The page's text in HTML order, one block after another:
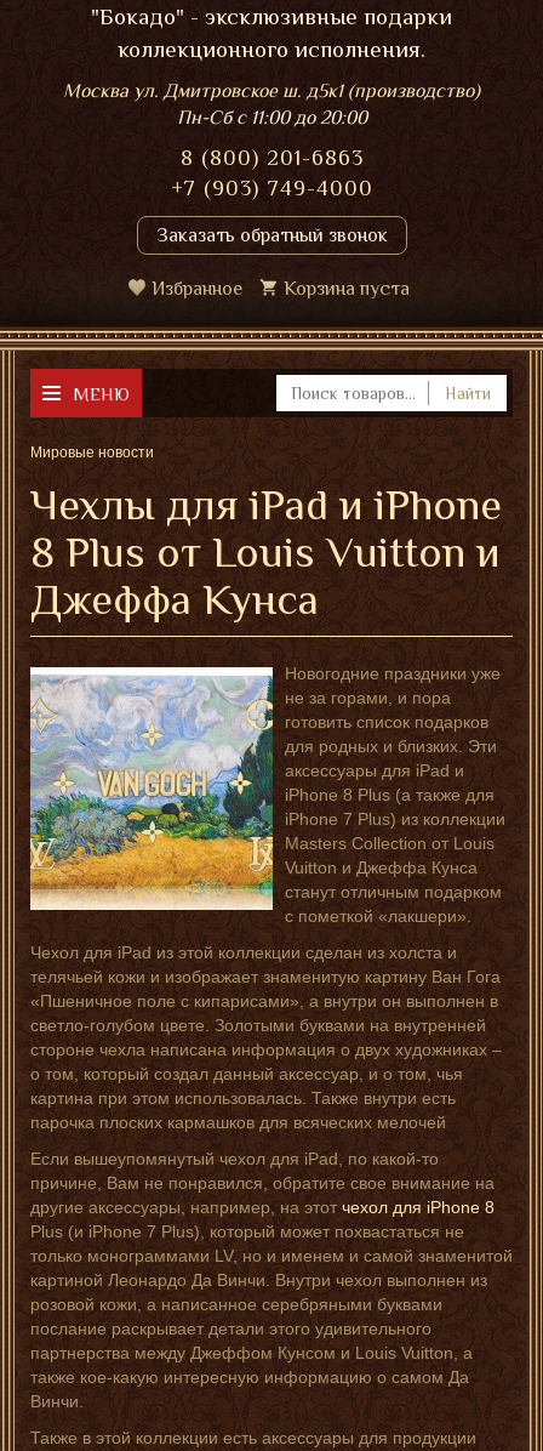
"Бокадо" - эксклюзивные подарки
коллекционного исполнения.
Москва ул. Дмитровское ш. д5к1 (производство)
Пн-Сбс 11:00 до 20:00
8 (800) 201-6863
+7 (903) 749-4000
Заказать обратный звонок
Избранное Корзина пуста
МЕНЮ Найти
Мировые новости
Чехлы для iPad и iPhone
8 Plus от Louis Vuitton и
Джеффа Кунса
Новогодние праздники уже
не за горами, и пора
готовить список подарков
для родных и близких. Эти
аксессуары для iPad и
iPhone 8 Plus (а также для
iPhone 7 Plus) из коллекции
Masters Collection от Louis
Vuitton и Джеффа Кунса
станут отличным подарком
с пометкой «лакшери».
Чехол для iPad из этой коллекции сделан из холста и
телячьей кожи и изображает знаменитую картину Ван Гога
«Пшеничное поле с кипарисами», а внутри он выполнен в
светло-голубом цвете. Золотыми буквами на внутренней
стороне чехла написана информация о двух художниках –
о том, который создал данный аксессуар, и о том, чья
картина при этом использовалась. Также внутри есть
парочка плоских кармашков для всяческих мелочей
Если вышеупомянутый чехол для iPad, по какой-то
причине, Вам не понравился, обратите свое внимание на
другие аксессуары, например, на этотчехол для iPhone 8
Plus (и iPhone 7 Plus), который может похвастаться не
только монограммами LV, но и именем и самой знаменитой
картиной Леонардо Да Винчи. Внутри чехол выполнен из
розовой кожи, а написанное серебряными буквами
послание раскрывает детали этого удивительного
партнерства между Джеффом Кунсом и Louis Vuitton, а
также кое-какую интересную информацию о самом Да
Винчи.
Также в этой коллекции есть аксессуары для продукции